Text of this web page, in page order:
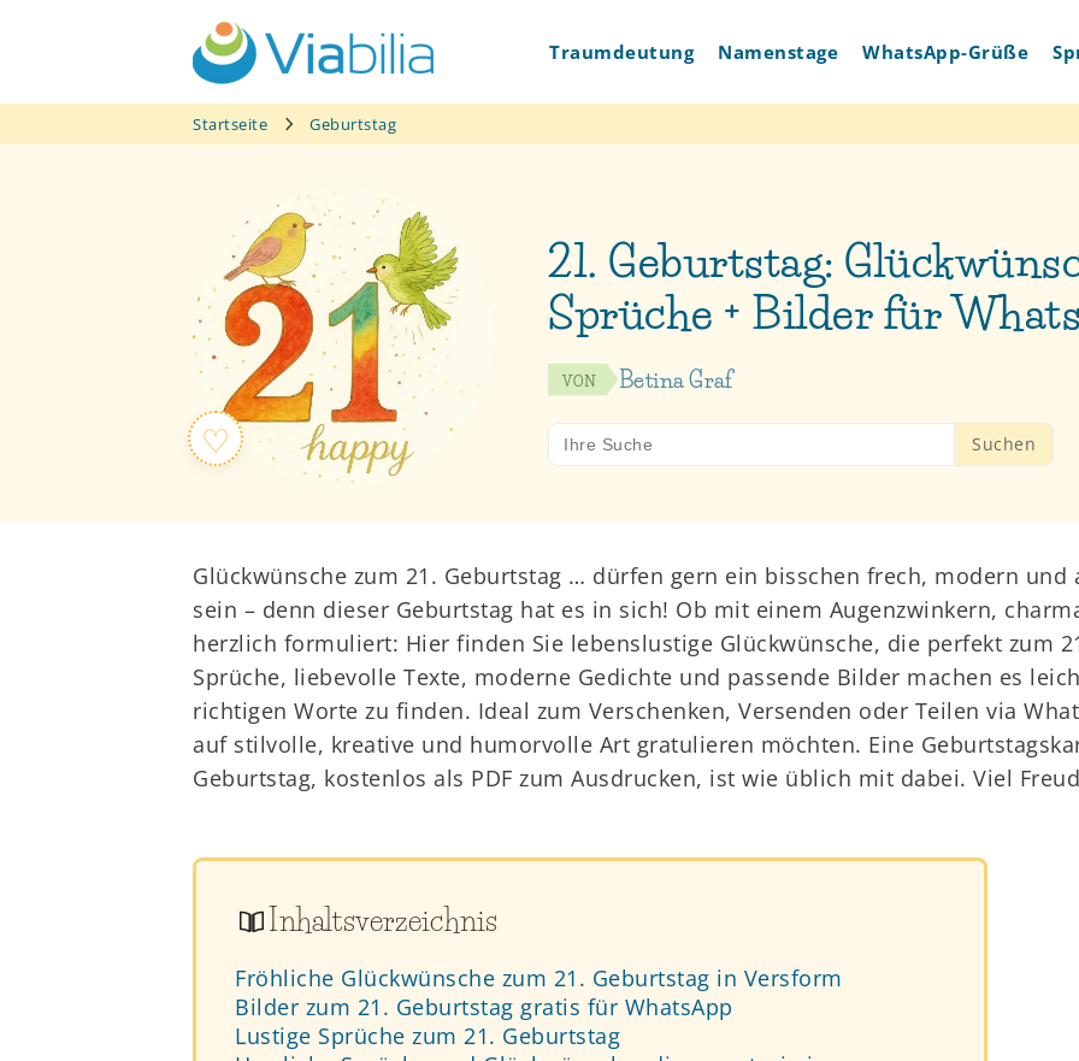
Traumdeutung Namenstage WhatsApp-Grüße
Startseite Geburtstag
21. Geburtstag:
Sprüche + Bilder für
VON Betina Graf
Search
for:
Glückwünsche zum 21. Geburtstag … dürfen gern ein bisschen frech, modern und
sein – denn dieser Geburtstag hat es in sich! Ob mit einem Augenzwinkern,
herzlich formuliert: Hier finden Sie lebenslustige Glückwünsche, die perfekt zum
Sprüche, liebevolle Texte, moderne Gedichte und passende Bilder machen es
richtigen Worte zu finden. Ideal zum Verschenken, Versenden oder Teilen via
auf stilvolle, kreative und humorvolle Art gratulieren möchten. Eine
Geburtstag, kostenlos als PDF zum Ausdrucken, ist wie üblich mit dabei. Viel
Inhaltsverzeichnis
Fröhliche Glückwünsche zum 21. Geburtstag in Versform
Bilder zum 21. Geburtstag gratis für WhatsApp
Lustige Sprüche zum 21. Geburtstag